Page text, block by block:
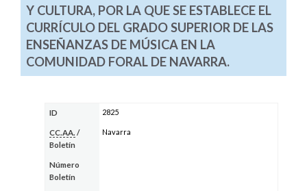
Y CULTURA, POR LA QUE SE ESTABLECE EL
CURRÍCULO DEL GRADO SUPERIOR DE LAS
ENSEÑANZAS DE MÚSICA EN LA
COMUNIDAD FORAL DE NAVARRA.
ID 2825
CC.AA. /
Boletín
Navarra
Número
Boletín